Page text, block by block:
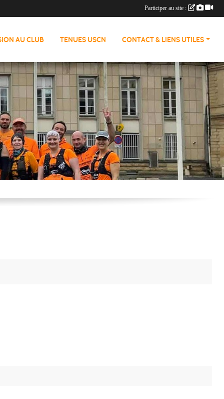
AU CLUB TENUES USCN CONTACT & LIENS UTILES
Participer au site :